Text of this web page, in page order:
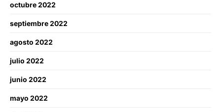
octubre 2022
septiembre 2022
agosto 2022
julio 2022
junio 2022
mayo 2022